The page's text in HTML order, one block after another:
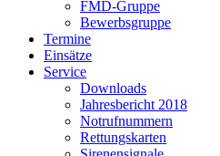
FMD-Gruppe
Bewerbsgruppe
Termine
Einsätze
Service
Downloads
Jahresbericht 2018
Notrufnummern
Rettungskarten